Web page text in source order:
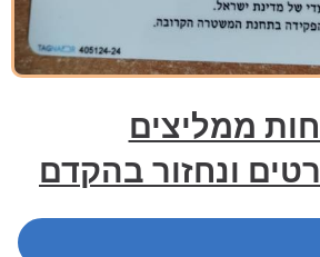
ממליצים
ונחזור בהקדם